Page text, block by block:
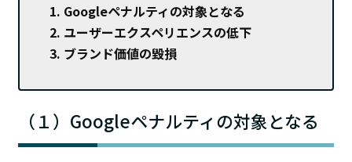
Googleペナルティの対象となる
ユーザーエクスペリエンスの低下
ブランド価値の毀損
（１）Googleペナルティの対象となる